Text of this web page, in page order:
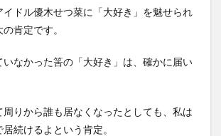
イドル優木せつ菜に「大好き」を魅せられ
肯定です。
なかった筈の「大好き」は、確かに届い
りから誰も居なくなったとしても、私は
続けるよという肯定。